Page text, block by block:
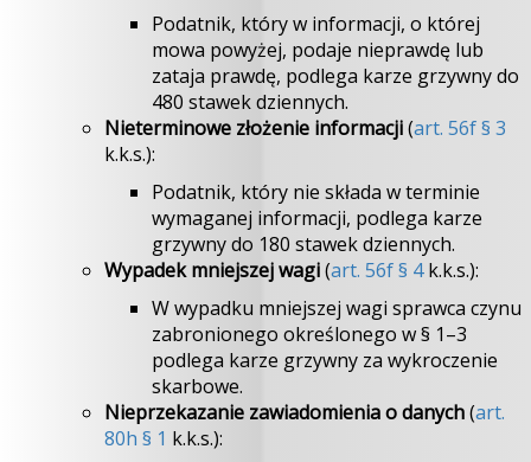
Podatnik, który w informacji, o której
mowa powyżej, podaje nieprawdę lub
zataja prawdę, podlega karze grzywny do
480 stawek dziennych.
Nieterminowe złożenie informacji(art. 56f § 3
k.k.s.):
Podatnik, który nie składa w terminie
wymaganej informacji, podlega karze
grzywny do 180 stawek dziennych.
Wypadek mniejszej wagi(art. 56f § 4k.k.s.):
W wypadku mniejszej wagi sprawca czynu
zabronionego określonego w § 1–3
podlega karze grzywny za wykroczenie
skarbowe.
Nieprzekazanie zawiadomienia o danych(art.
80h § 1 k.k.s.):